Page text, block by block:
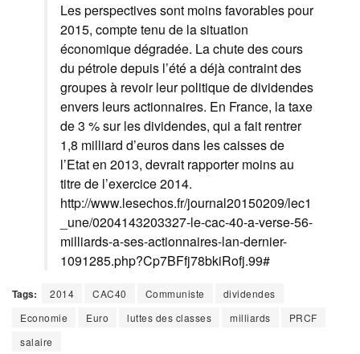
Les perspectives sont moins favorables pour
2015, compte tenu de la situation
économique dégradée. La chute des cours
du pétrole depuis l’été a déjà contraint des
groupes à revoir leur politique de dividendes
envers leurs actionnaires. En France, la taxe
de 3 % sur les dividendes, qui a fait rentrer
1,8 milliard d’euros dans les caisses de
l’Etat en 2013, devrait rapporter moins au
titre de l’exercice 2014.
http://www.lesechos.fr/journal20150209/lec1
_une/0204143203327-le-cac-40-a-verse-56-
milliards-a-ses-actionnaires-lan-dernier-
1091285.php?Cp7BFfj78bkiRofj.99#
Tags: 2014 CAC40 Communiste
dividendes
Economie
Euro luttes des classes milliards
PRCF
salaire